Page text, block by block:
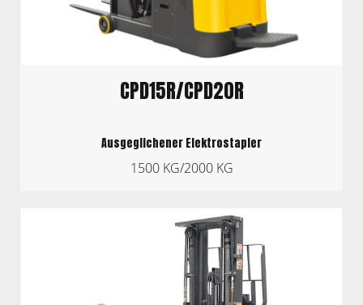
CPD15R/CPD20R
Ausgeglichener Elektrostapler
1500 KG/2000 KG